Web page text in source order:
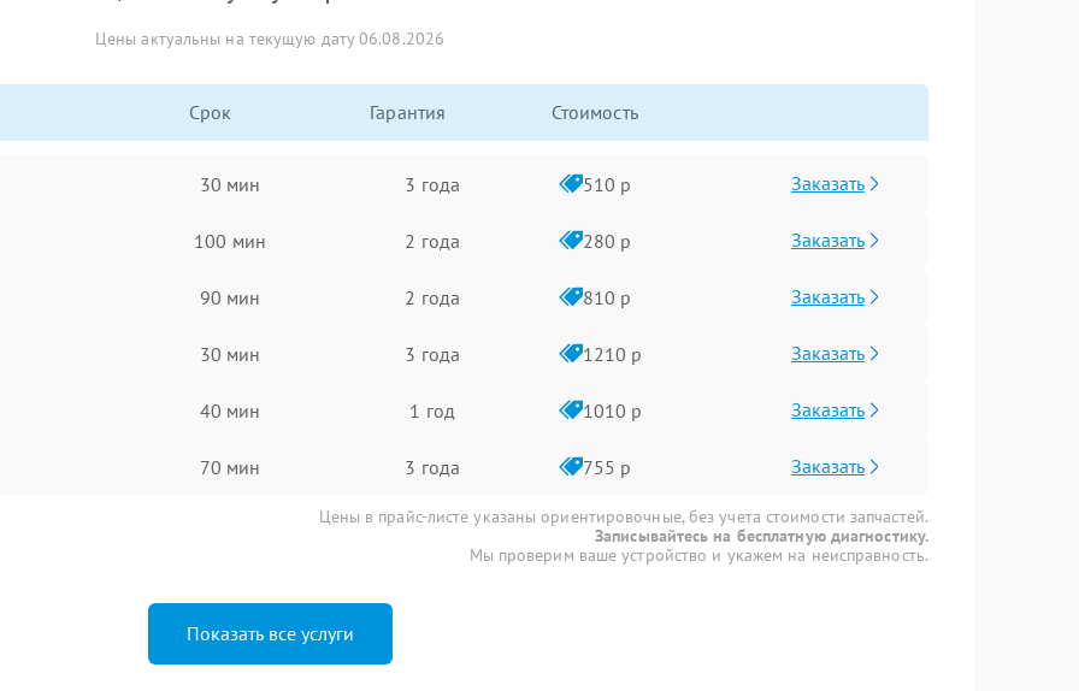
Цены актуальны на текущую дату 06.08.2026
Срок Гарантия Стоимость
30 мин 3 года 510 р Заказать
100 мин 2 года 280 р Заказать
90 мин 2 года 810 р Заказать
30 мин 3 года 1210 р Заказать
40 мин 1 год 1010 р Заказать
70 мин 3 года 755 р Заказать
Цены в прайс-листе указаны ориентировочные, без учета стоимости запчастей.
Записывайтесь на бесплатную диагностику.
Мы проверим ваше устройство и укажем на неисправность.
Показать все услуги